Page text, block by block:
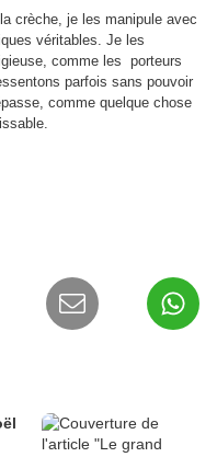
crèche, je les manipule avec
véritables. Je les
comme les porteurs
parfois sans pouvoir
comme quelque chose